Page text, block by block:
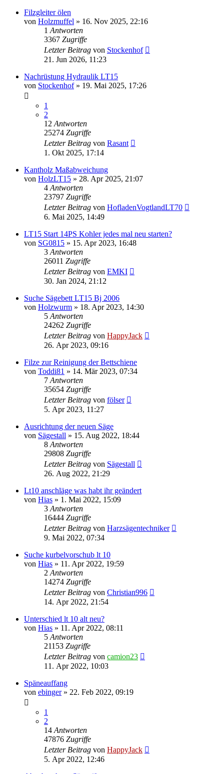
Filzgleiter ölen
von Holzmuffel » 16. Nov 2025, 22:16
1 Antworten
3367 Zugriffe
Letzter Beitrag von Stockenhof
21. Jun 2026, 11:23
Nachrüstung Hydraulik LT15
von Stockenhof» 19. Mai 2025, 17:26
1
2
12 Antworten
25274 Zugriffe
Letzter Beitrag von Rasant
1. Okt 2025, 17:14
Kantholz Maßabweichung
von HolzLT15 » 28. Apr 2025, 21:07
4 Antworten
23797 Zugriffe
Letzter Beitrag von HofladenVogtlandLT70
6. Mai 2025, 14:49
LT15 Start 14PS Kohler jedes mal neu starten?
von SG0815 » 15. Apr 2023, 16:48
3 Antworten
26011 Zugriffe
Letzter Beitrag von EMKI
30. Jan 2024, 21:12
Suche Sägebett LT15 Bj 2006
von Holzwurm » 18. Apr 2023, 14:30
5 Antworten
24262 Zugriffe
Letzter Beitrag von HappyJack
26. Apr 2023, 09:16
Filze zur Reinigung der Bettschiene
von Toddi81 » 14. Mär 2023, 07:34
7 Antworten
35654 Zugriffe
Letzter Beitrag von fölser
5. Apr 2023, 11:27
Ausrichtung der neuen Säge
von Sägestall » 15. Aug 2022, 18:44
8 Antworten
29808 Zugriffe
Letzter Beitrag von Sägestall
26. Aug 2022, 21:29
Lt10 anschläge was habt ihr geändert
von Hias » 1. Mai 2022, 15:09
3 Antworten
16444 Zugriffe
Letzter Beitrag von Harzsägentechniker
9. Mai 2022, 07:34
Suche kurbelvorschub lt 10
von Hias » 11. Apr 2022, 19:59
2 Antworten
14274 Zugriffe
Letzter Beitrag von Christian996
14. Apr 2022, 21:54
Unterschied lt 10 alt neu?
von Hias » 11. Apr 2022, 08:11
5 Antworten
21153 Zugriffe
Letzter Beitrag von camion23
11. Apr 2022, 10:03
Späneauffang
von ebinger» 22. Feb 2022, 09:19
1
2
14 Antworten
47876 Zugriffe
Letzter Beitrag von HappyJack
5. Apr 2022, 12:46